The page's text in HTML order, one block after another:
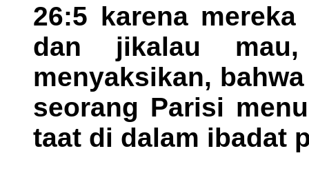
26:5 karena
dan jikalau
menyaksikan,
seorang Parisi
taat di dalam ibadat